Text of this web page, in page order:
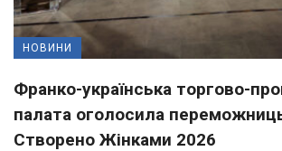
НОВИНИ
Франко-українська торгово-
палата оголосила
Створено Жінками 2026